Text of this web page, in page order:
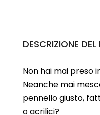
DESCRIZIONE
Non hai mai preso
Neanche mai
pennello giusto,
o acrilici?